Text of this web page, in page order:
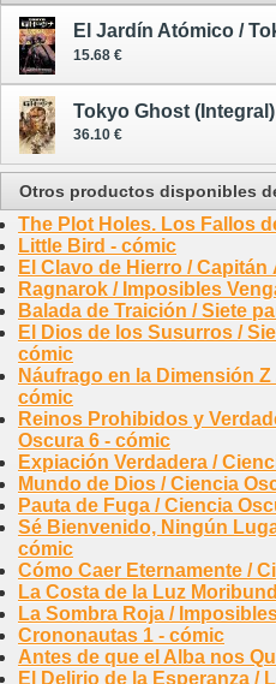
El Jardín Atómico /
15.68 €
Tokyo Ghost
36.10 €
Otros productos disponibles
The Plot Holes. Los Fallos
Little Bird - cómic
El Clavo de Hierro /
Ragnarok / Imposibles
Balada de Traición / Siete
El Dios de los Susurros /
cómic
Náufrago en la Dimensión
cómic
Reinos Prohibidos y
Oscura 6 - cómic
Expiación Verdadera /
Mundo de Dios / Ciencia
Pauta de Fuga / Ciencia
Sé Bienvenido, Ningún
cómic
Cómo Caer Eternamente /
La Costa de la Luz
La Sombra Roja /
Crononautas 1 - cómic
Antes de que el Alba nos
El Delirio de la Esperanza /